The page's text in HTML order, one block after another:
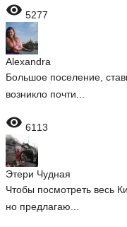
 5277
Alexandra
Большое поселение,
возникло почти...
 6113
Этери Чудная
Чтобы посмотреть весь
но предлагаю...